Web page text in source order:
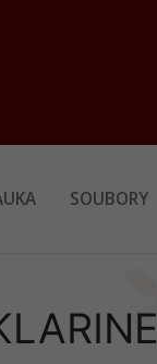
SOUBORY